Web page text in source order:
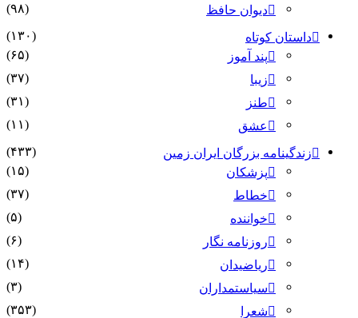
دیوان حافظ
(۹۸)
داستان کوتاه
(۱۳۰)
پند آموز
(۶۵)
زیبا
(۳۷)
طنز
(۳۱)
عشق
(۱۱)
زندگینامه بزرگان ایران زمین
(۴۳۳)
پزشکان
(۱۵)
خطاط
(۳۷)
خواننده
(۵)
روزنامه نگار
(۶)
ریاضیدان
(۱۴)
سیاستمداران
(۳)
شعرا
(۳۵۳)